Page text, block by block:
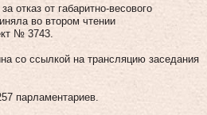
отказ от габаритно-весового
во втором чтении
№ 3743.
со ссылкой на трансляцию заседания
парламентариев.